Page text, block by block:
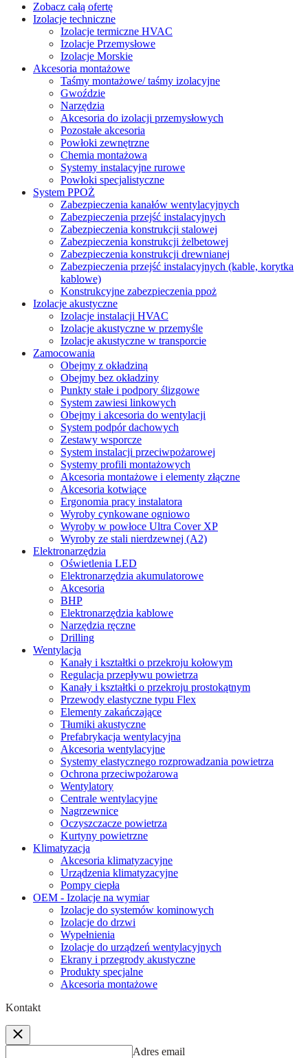
Zobacz całą ofertę
Izolacje techniczne
Izolacje termiczne HVAC
Izolacje Przemysłowe
Izolacje Morskie
Akcesoria montażowe
Taśmy montażowe/ taśmy izolacyjne
Gwoździe
Narzędzia
Akcesoria do izolacji przemysłowych
Pozostałe akcesoria
Powłoki zewnętrzne
Chemia montażowa
Systemy instalacyjne rurowe
Powłoki specjalistyczne
System PPOŻ
Zabezpieczenia kanałów wentylacyjnych
Zabezpieczenia przejść instalacyjnych
Zabezpieczenia konstrukcji stalowej
Zabezpieczenia konstrukcji żelbetowej
Zabezpieczenia konstrukcji drewnianej
Zabezpieczenia przejść instalacyjnych (kable, korytka
kablowe)
Konstrukcyjne zabezpieczenia ppoż
Izolacje akustyczne
Izolacje instalacji HVAC
Izolacje akustyczne w przemyśle
Izolacje akustyczne w transporcie
Zamocowania
Obejmy z okładziną
Obejmy bez okładziny
Punkty stałe i podpory ślizgowe
System zawiesi linkowych
Obejmy i akcesoria do wentylacji
System podpór dachowych
Zestawy wsporcze
System instalacji przeciwpożarowej
Systemy profili montażowych
Akcesoria montażowe i elementy złączne
Akcesoria kotwiące
Ergonomia pracy instalatora
Wyroby cynkowane ogniowo
Wyroby w powłoce Ultra Cover XP
Wyroby ze stali nierdzewnej (A2)
Elektronarzędzia
Oświetlenia LED
Elektronarzędzia akumulatorowe
Akcesoria
BHP
Elektronarzędzia kablowe
Narzędzia ręczne
Drilling
Wentylacja
Kanały i kształtki o przekroju kołowym
Regulacja przepływu powietrza
Kanały i kształtki o przekroju prostokątnym
Przewody elastyczne typu Flex
Elementy zakańczające
Tłumiki akustyczne
Prefabrykacja wentylacyjna
Akcesoria wentylacyjne
Systemy elastycznego rozprowadzania powietrza
Ochrona przeciwpożarowa
Wentylatory
Centrale wentylacyjne
Nagrzewnice
Oczyszczacze powietrza
Kurtyny powietrzne
Klimatyzacja
Akcesoria klimatyzacyjne
Urządzenia klimatyzacyjne
Pompy ciepła
OEM - Izolacje na wymiar
Izolacje do systemów kominowych
Izolacje do drzwi
Wypełnienia
Izolacje do urządzeń wentylacyjnych
Ekrany i przegrody akustyczne
Produkty specjalne
Akcesoria montażowe
Kontakt
Adres email